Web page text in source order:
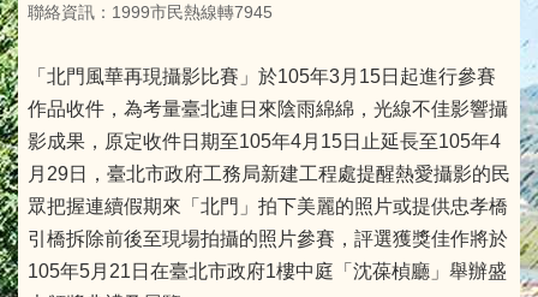
聯絡資訊：1999市民熱線轉7945
「北門風華再現攝影比賽」於105年3月15日起進行參賽
作品收件，為考量臺北連日來陰雨綿綿，光線不佳影響攝
影成果，原定收件日期至105年4月15日止延長至105年4
月29日，臺北市政府工務局新建工程處提醒熱愛攝影的民
眾把握連續假期來「北門」拍下美麗的照片或提供忠孝橋
引橋拆除前後至現場拍攝的照片參賽，評選獲獎佳作將於
105年5月21日在臺北市政府1樓中庭「沈葆楨廳」舉辦盛